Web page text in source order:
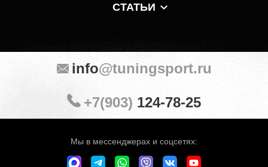
СТАТЬИ
Мы в мессенджерах и соцсетях:
info@tuningsport.ru
+7(903) 124-78-25